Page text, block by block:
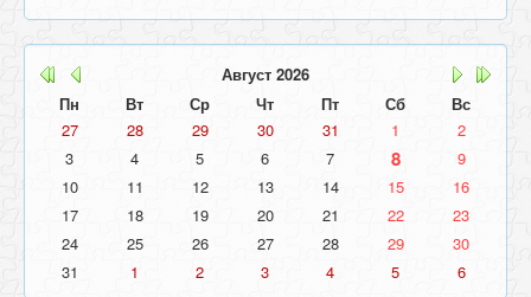
Август 2026
Пн
Вт Ср Чт Пт Сб
Вс
27
28 29 30 31 1
2
3
4 5 6 7 8
9
10
11 12 13 14 15
16
17
18 19 20 21 22
23
24
25 26 27 28 29
30
31
1 2 3 4 5 6